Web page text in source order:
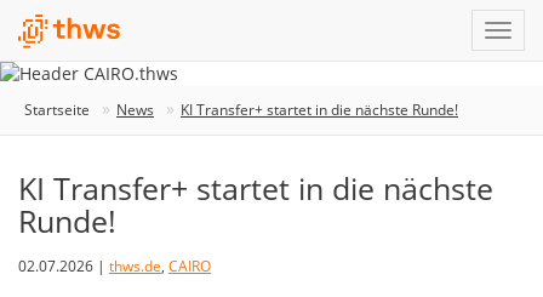
Startseite News KI Transfer+ startet in die nächste Runde!
KI Transfer+ startet in die nächste
Runde!
02.07.2026 | thws.de, CAIRO